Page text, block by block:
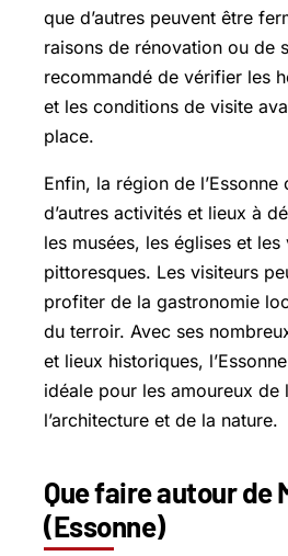
que d’autres peuvent être
raisons de rénovation ou de
recommandé de vérifier les
et les conditions de visite
place.
Enfin, la région de
d’autres activités et lieux à
les musées, les églises et les
pittoresques. Les visiteurs
profiter de la gastronomie
du terroir. Avec ses
et lieux historiques,
idéale pour les amoureux de
l’architecture et de la nature.
Que faire autour de
(Essonne)